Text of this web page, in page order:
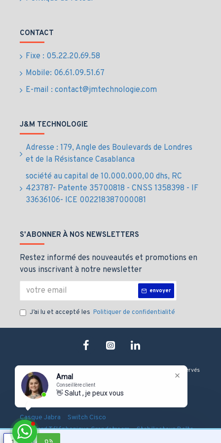
Amal
Conseillère client
👋 Salut , je peux vous aid
phases
nominale (V)
Niveau de
puissance
acoustique
dB(A)
97
acoustique
69
Carburant Essence
Marque
moteur
Réservoir (L)
Autonomie
7
50Hz
1 prise 230V 10/16A - disjoncteur + 1 prise
disjoncteur + compteur horaire + voyant +
89,5
Hauteur (cm) 77
CONTACT
Fixe : 05.22.20.69.58
Mobile: 06.61.09.51.67
E-mail : contact@jmtechnologie.com
J&M TECHNOLOGIE
Adresse : 179, Angle des Boulevards de Londres
et de la Résistance Casablanca
société au capital de 10.000.000,00 dhs, RC
423787- Patente 35700818 - CNSS 1358398 - IF
33636106- ICE 002218387000081
S'ABONNER À NOS NEWSLETTERS
Restez informé des nouveautés et promotions en
vous inscrivant à notre newsletter
envoyer
J’ai lu et accepté les Politiquer de confidentialité
Copyright © 2019, J&M technologie, Tous les droits sont Réservés
Onduleur Eaton-Serveur Dell-Firewall Fortinet-
Casque Jabra Switch Cisco
Standard Téléphonique Grandstream-Stabilisateur Delta-
Pointeuse Biométrique